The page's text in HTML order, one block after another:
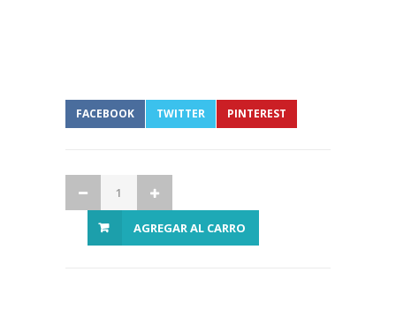
FACEBOOK TWITTER PINTEREST
AGREGAR AL CARRO